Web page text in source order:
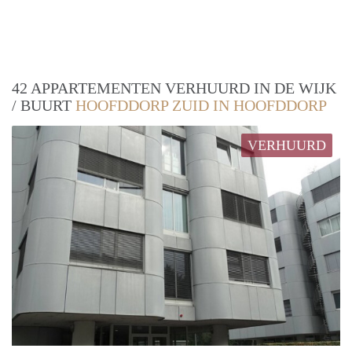
42 APPARTEMENTEN VERHUURD IN DE WIJK
/ BUURT HOOFDDORP ZUID IN HOOFDDORP
VERHUURD